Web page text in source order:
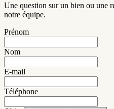
Une question sur un bien ou une
notre équipe.
Prénom
Nom
E-mail
Téléphone